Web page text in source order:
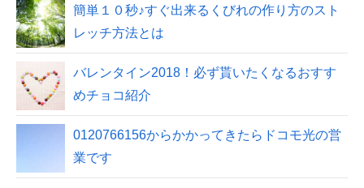
簡単１０秒♪すぐ出来るくびれの作り方のスト
レッチ方法とは
バレンタイン2018！必ず貰いたくなるおすす
めチョコ紹介
0120766156からかかってきたらドコモ光の営
業です